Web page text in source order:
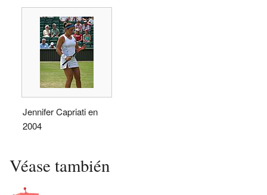
Jennifer Capriati en
2004
Véase también